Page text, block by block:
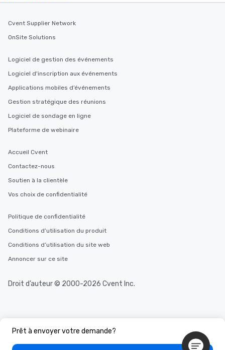
Prêt à envoyer votre demande?
Cvent Supplier Network
OnSite Solutions
Logiciel de gestion des événements
Logiciel d'inscription aux événements
Applications mobiles d’événements
Gestion stratégique des réunions
Logiciel de sondage en ligne
Plateforme de webinaire
Accueil Cvent
Contactez-nous
Soutien à la clientèle
Vos choix de confidentialité
Politique de confidentialité
Conditions d’utilisation du produit
Conditions d’utilisation du site web
Annoncer sur ce site
Droit d’auteur © 2000-2026 Cvent Inc.